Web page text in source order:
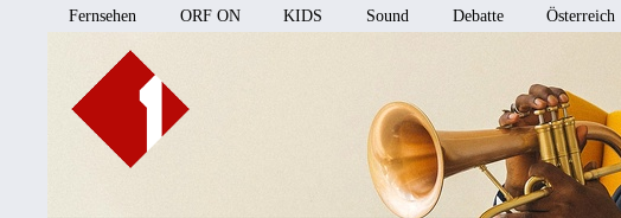
Fernsehen ORF ON KIDS Sound Debatte Österreich